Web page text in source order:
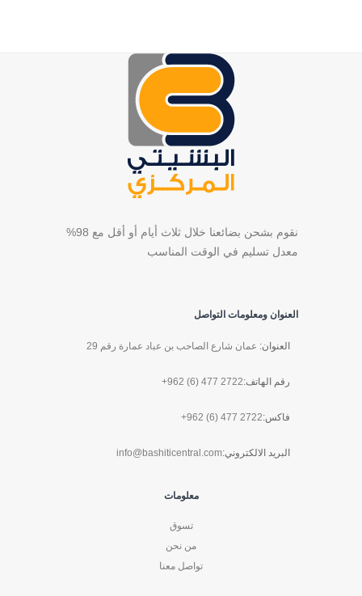
نقوم بشحن بضائعنا خلال ثلاث أيام أو أقل مع 98%
معدل تسليم في الوقت المناسب
العنوان ومعلومات التواصل
العنوان: عمان شارع الصاحب بن عباد عمارة رقم 29
رقم الهاتف:+962 (6) 477 2722
فاكس:+962 (6) 477 2722
البريد الالكتروني:info@bashiticentral.com
معلومات
تسوق
من نحن
تواصل معنا